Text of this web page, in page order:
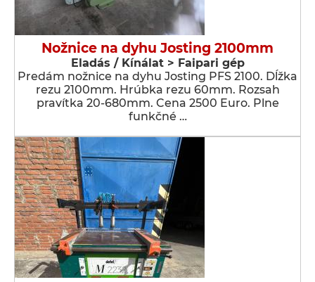
Nožnice na dyhu Josting 2100mm
Eladás / Kínálat > Faipari gép
Predám nožnice na dyhu Josting PFS 2100. Dĺžka
rezu 2100mm. Hrúbka rezu 60mm. Rozsah
pravítka 20-680mm. Cena 2500 Euro. Plne
funkčné …